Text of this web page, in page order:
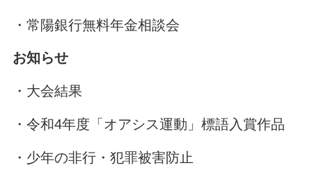
・常陽銀行無料年金相談会
お知らせ
・大会結果
・令和4年度「オアシス運動」標語入賞作品
・少年の非行・犯罪被害防止